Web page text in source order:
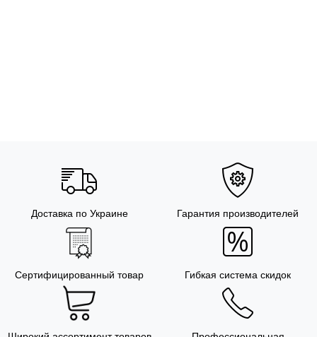
Доставка по Украине Гарантия производителей
Сертифицированный товар Гибкая система скидок